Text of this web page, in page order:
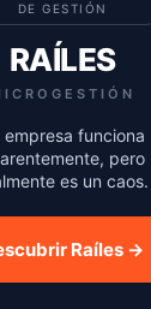
DE GESTIÓN
RAÍLES
empresa funciona
pero
es un caos.
Raíles →